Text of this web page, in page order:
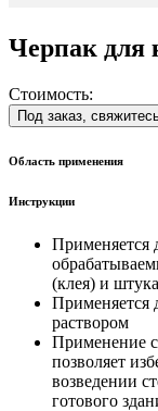
Черпак для
Стоимость:
Под заказ,
Область применения
Инструкции
Применяется
(клея) и
Применяется
раствором
Применение
позволяет
возведении
готового